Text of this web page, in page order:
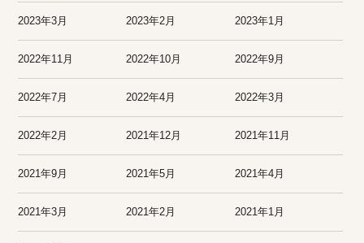
2023年3月 2023年2月 2023年1月
2022年11月 2022年10月 2022年9月
2022年7月 2022年4月 2022年3月
2022年2月 2021年12月 2021年11月
2021年9月 2021年5月 2021年4月
2021年3月 2021年2月 2021年1月